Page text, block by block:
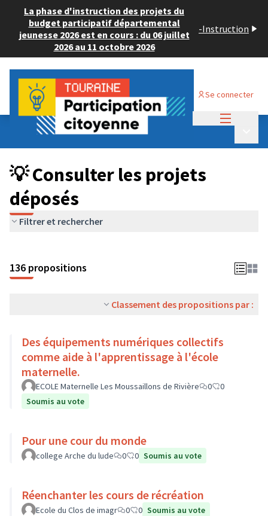
La phase d'instruction des projets du
budget participatif départemental
jeunesse 2026 est en cours : du 06 juillet
2026 au 11 octobre 2026
-Instruction
Se connecter
Budget Participatif JEUNESSE 2024
💡 Consulter les projets déposés
💡 Consulter les projets
déposés
Filtrer et rechercher
136 propositions
Classement des propositions par :
Des équipements numériques collectifs
comme aide à l'apprentissage à l'école
maternelle.
ECOLE Maternelle Les Moussaillons de Rivière 0
0
Soumis au vote
Pour une cour du monde
college Arche du lude 0 0 Soumis au vote
Réenchanter les cours de récréation
Ecole du Clos de imagr 0 0 Soumis au vote